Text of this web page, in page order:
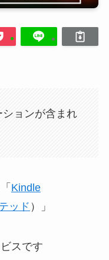
ションが含まれ
Kindle
ッド ）」
スです